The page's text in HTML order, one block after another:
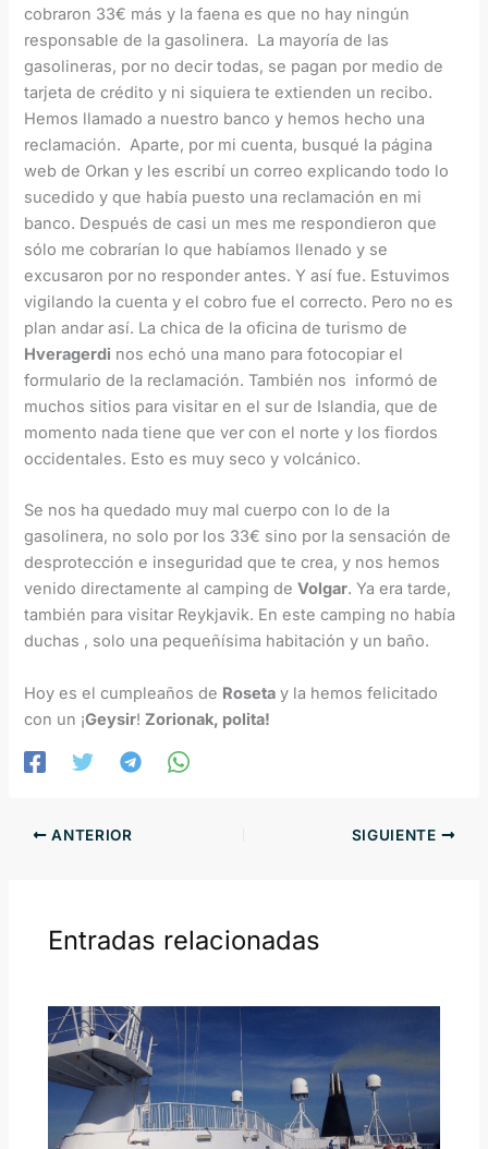
cobraron 33€ más y la faena es que no hay ningún
responsable de la gasolinera. La mayoría de las
gasolineras, por no decir todas, se pagan por medio de
tarjeta de crédito y ni siquiera te extienden un recibo.
Hemos llamado a nuestro banco y hemos hecho una
reclamación. Aparte, por mi cuenta, busqué la página
web de Orkan y les escribí un correo explicando todo lo
sucedido y que había puesto una reclamación en mi
banco. Después de casi un mes me respondieron que
sólo me cobrarían lo que habíamos llenado y se
excusaron por no responder antes. Y así fue. Estuvimos
vigilando la cuenta y el cobro fue el correcto. Pero no es
plan andar así. La chica de la oficina de turismo de
Hveragerdi nos echó una mano para fotocopiar el
formulario de la reclamación. También nos informó de
muchos sitios para visitar en el sur de Islandia, que de
momento nada tiene que ver con el norte y los fiordos
occidentales. Esto es muy seco y volcánico.
Se nos ha quedado muy mal cuerpo con lo de la
gasolinera, no solo por los 33€ sino por la sensación de
desprotección e inseguridad que te crea, y nos hemos
venido directamente al camping deVolgar. Ya era tarde,
también para visitar Reykjavik. En este camping no había
duchas , solo una pequeñísima habitación y un baño.
Hoy es el cumpleaños de Roseta y la hemos felicitado
con un ¡Geysir!Zorionak, polita!
ANTERIOR SIGUIENTE
Entradas relacionadas